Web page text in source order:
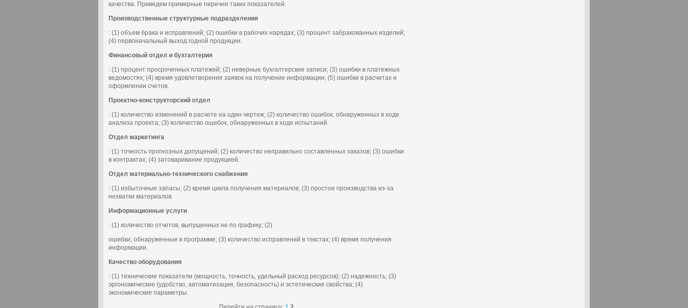
качества. Приведем примерные перечни таких показателей.
Производственные структурные подразделения
: (1) объем брака и исправлений; (2) ошибки в рабочих нарядах; (3) процент забракованных изделий;
(4) первоначальный выход годной продукции.
Финансовый отдел и бухгалтерия
: (1) процент просроченных платежей; (2) неверные бухгалтерские записи; (3) ошибки в платежных
ведомостях; (4) время удовлетворения заявок на получение информации; (5) ошибки в расчетах и
оформлении счетов.
Проектно-конструкторский отдел
: (1) количество изменений в расчете на один чертеж; (2) количество ошибок, обнаруженных в ходе
анализа проекта; (3) количество ошибок, обнаруженных в ходе испытаний.
Отдел маркетинга
: (1) точность прогнозных допущений; (2) количество неправильно составленных заказов; (3) ошибки
в контрактах; (4) затоваривание продукцией.
Отдел материально-технического снабжения
: (1) избыточные запасы; (2) время цикла получения материалов; (3) простои производства из-за
нехватки материалов.
Информационные услуги
: (1) количество отчетов, выпущенных не по графику; (2)
ошибки, обнаруженные в программе; (3) количество исправлений в текстах; (4) время получения
информации.
Качество оборудования
: (1) технические показатели (мощность, точность, удельный расход ресурсов); (2) надежность; (3)
эргономические (удобство, автоматизация, безопасность) и эстетические свойства; (4)
экономические параметры.